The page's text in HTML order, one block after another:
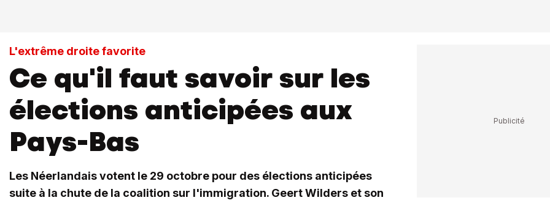
L'extrême droite favorite
Ce qu'il faut savoir sur les
élections anticipées aux
Pays-Bas
Les Néerlandais votent le 29 octobre pour des élections anticipées
suite à la chute de la coalition sur l'immigration. Geert Wilders et son